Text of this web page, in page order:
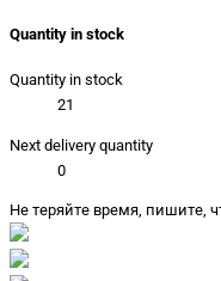
Quantity in stock
Quantity in stock
21
Next delivery quantity
0
Не теряйте время, пишите,